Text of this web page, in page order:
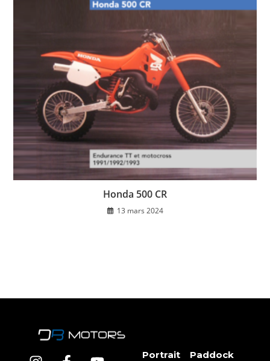
Honda 500 CR
13 mars 2024
Portrait
Paddock